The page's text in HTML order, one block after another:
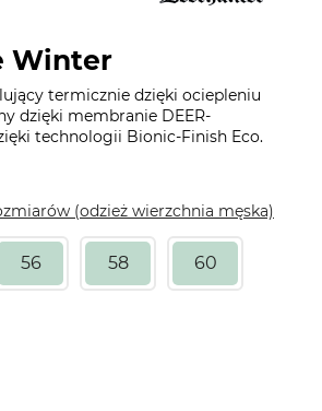
Winter
termicznie dzięki ociepleniu
dzięki membranie DEER-
technologii Bionic-Finish Eco.
(odzież wierzchnia męska)
56 58 60